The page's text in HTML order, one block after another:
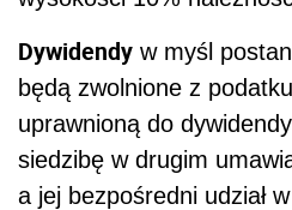
Dywidendy w myśl
będą zwolnione z
uprawnioną do
siedzibę w drugim
a jej bezpośredni udział